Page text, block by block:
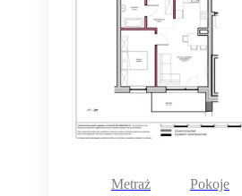
Metraż
Pokoje